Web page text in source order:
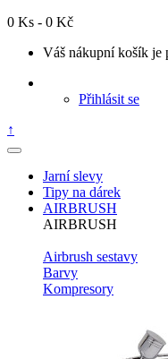
0 Ks - 0 Kč
Váš nákupní košík je
Přihlásit se
↑
Jarní slevy
Tipy na dárek
AIRBRUSH
AIRBRUSH
Airbrush sestavy
Barvy
Kompresory